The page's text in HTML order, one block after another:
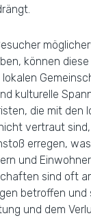
können
kulturelle
die mit den
vertraut
erregen,
und
sind oft
betroffen und
und dem